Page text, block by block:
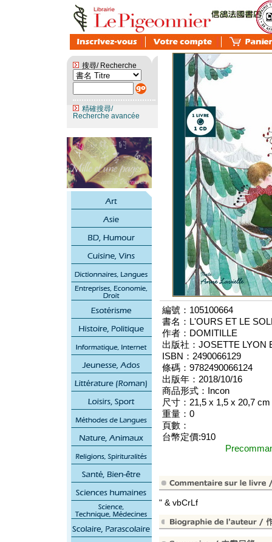
搜尋/ Recherche
精確搜尋/
Recherche avancée
編號：105100664
書名：L'OURS ET LE
作者：DOMITILLE
出版社：JOSETTE LYON
ISBN：2490066129
條碼：9782490066124
出版年：2018/10/16
商品形式：Incon
尺寸：21,5 x 1,5 x 20,7 cm
重量：0
頁數：
台幣定價:910
" & vbCrLf